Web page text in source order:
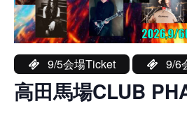
9/5会場Ticket 9/6
高田馬場CLUB